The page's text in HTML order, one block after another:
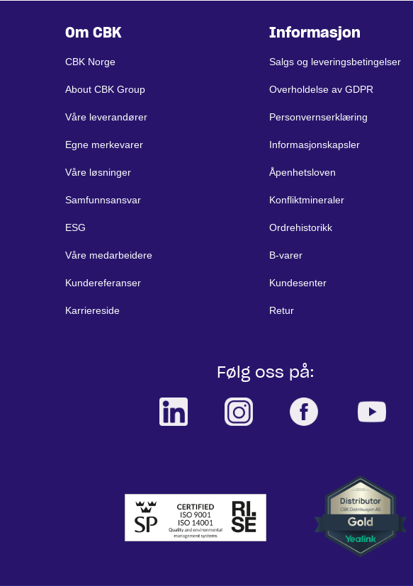
Om CBK
CBK Norge
About CBK Group
Våre leverandører
Egne merkevarer
Våre løsninger
Samfunnsansvar
ESG
Våre medarbeidere
Kundereferanser
Karriereside
Informasjon
Salgs og leveringsbetingelser
Overholdelse av GDPR
Personvernserklæring
Informasjonskapsler
Åpenhetsloven
Konfliktmineraler
Ordrehistorikk
B-varer
Kundesenter
Retur
Følg oss på: